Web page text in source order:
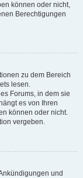
können oder nicht,
Berechtigungen
zu dem Bereich
lesen.
Forums, in dem sie
es von Ihren
können oder nicht.
vergeben.
und